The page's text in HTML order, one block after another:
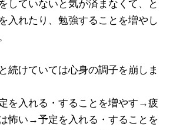
していないと気が済まなくて、と
入れたり、勉強することを増やし
続けていては心身の調子を崩しま
を入れる・することを増やす→疲
怖い→予定を入れる・することを